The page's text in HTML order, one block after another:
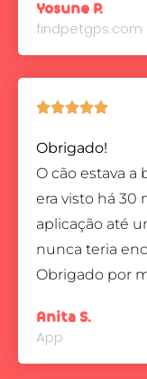
Yosune P.
findpetgps.com

Obrigado!
O cão estava a
era visto há 30
aplicação até
nunca teria
Obrigado por
Anita S.
App